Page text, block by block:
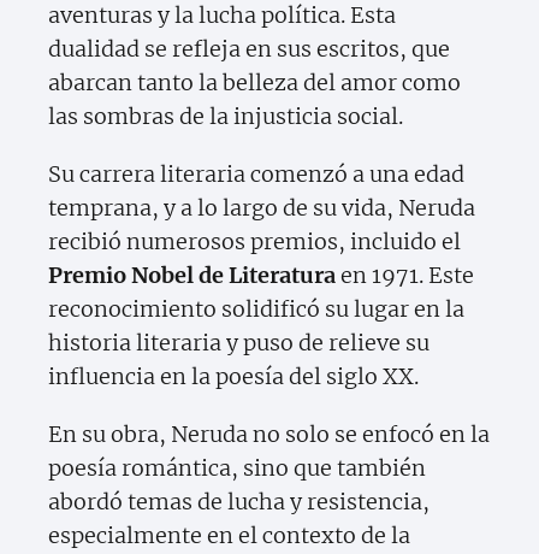
aventuras y la lucha política. Esta
dualidad se refleja en sus escritos, que
abarcan tanto la belleza del amor como
las sombras de la injusticia social.
Su carrera literaria comenzó a una edad
temprana, y a lo largo de su vida, Neruda
recibió numerosos premios, incluido el
Premio Nobel de Literaturaen 1971. Este
reconocimiento solidificó su lugar en la
historia literaria y puso de relieve su
influencia en la poesía del siglo XX.
En su obra, Neruda no solo se enfocó en la
poesía romántica, sino que también
abordó temas de lucha y resistencia,
especialmente en el contexto de la